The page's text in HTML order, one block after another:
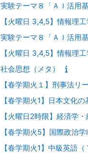
実験テーマ８「ＡＩ活用
【火曜日 3,4,5】情報理
実験テーマ８「ＡＩ活用
【火曜日 3,4,5】情報理
社会思想（メタ）
【春学期火１】刑事法リ
【春学期火1】日本文化
【火曜日2時限】経済学
【春学期火5】国際政治学Ⅰ
【春学期火1】中級英語